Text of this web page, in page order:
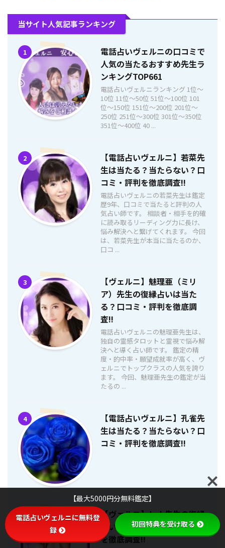
当サイト人気記事ランキング
1
電話占いヴェルニの口コミで
人気の当たるおすすめ先生ラ
ンキングTOP661
電話占いヴェルニランキング 1位〜
10位 11位〜50位 51位〜100位 101
位〜150位 151位〜200位 201位〜
250位 251位〜300位 301位〜350位
351位〜400位 40 ...
2
【電話占いヴェルニ】若菜先
生は当たる？当たらない？口
コミ・評判を徹底調査!!
電話占いヴェルニの若菜先生は鑑定
歴9年、口コミで当たると評判の人
気占い師です。 相談者・相手を的確
に読み取るリーディング力に長け、
悩み解決へと繋げてくれます。 今回
は、若菜先生が本当に当たるのか、
口コ ...
3
【ヴェルニ】魅理亜（ミリ
ア）先生の復縁占いは当た
る？口コミ・評判を徹底調
査!!
電話占いヴェルニの魅理亜先生は、
独自の霊感タロットと霊視で悩み解
決へと導く占い師です。 鑑定の精
度・的中率・願望成就率が高く、ヴ
ェルニでトップクラスの人気を誇り
ます。 今回、魅理亜先生の鑑定が当
たるの ...
4
【電話占いヴェルニ】孔雀先
生は当たる？当たらない？口
コミ・評判を徹底調査!!
5
【ヴェルニ】レナ先生の復縁
占いは当たる？口コミ・評判
を徹底調査!!
【最大5000円分無料鑑定】
電話占いヴェルニに無料登
録
初回特典を受け取る